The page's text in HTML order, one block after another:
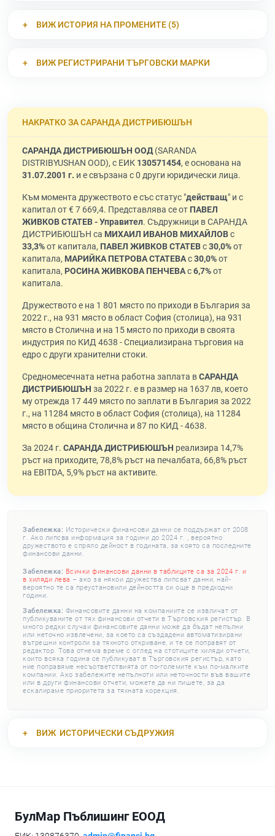
ВИЖ ИСТОРИЯ НА ПРОМЕНИТЕ (5)
ВИЖ РЕГИСТРИРАНИ ТЪРГОВСКИ МАРКИ
НАКРАТКО ЗА САРАНДА ДИСТРИБЮШЪН
САРАНДА ДИСТРИБЮШЪН ООД(SARANDA
DISTRIBYUSHAN OOD), с ЕИК 130571454, е основана на
31.07.2001 г. и е свързана с 0 други юридически лица.
Към момента дружеството е със статус "действащ" и с
капитал от € 7 669,4. Представлява се от ПАВЕЛ
ЖИВКОВ СТАТЕВ - Управител. Съдружници в САРАНДА
ДИСТРИБЮШЪН са МИХАИЛ ИВАНОВ МИХАЙЛОВс
33,3%от капитала, ПАВЕЛ ЖИВКОВ СТАТЕВс30,0%от
капитала, МАРИЙКА ПЕТРОВА СТАТЕВАс30,0%от
капитала, РОСИНА ЖИВКОВА ПЕНЧЕВАс6,7%от
капитала.
Дружеството е на 1 801 място по приходи в България за
2022 г., на 931 място в област София (столица), на 931
място в Столична и на 15 място по приходи в своята
индустрия по КИД 4638 - Специализирана търговия на
едро с други хранителни стоки.
Средномесечната нетна работна заплата вСАРАНДА
ДИСТРИБЮШЪН за 2022 г. е в размер на 1637 лв, което
му отрежда 17 449 място по заплати в България за 2022
г., на 11284 място в област София (столица), на 11284
място в община Столична и 87 по КИД - 4638.
За 2024 г. САРАНДА ДИСТРИБЮШЪН реализира 14,7%
ръст на приходите, 78,8% ръст на печалбата, 66,8% ръст
на EBITDA, 5,9% ръст на активите.
Забележка: Исторически финансови данни се поддържат от 2008
г. Ако липсва информация за години до 2024 г. , вероятно
дружеството е спряло дейност в годината, за която са последните
финансови данни.
Забележка: Всички финансови данни в таблиците са за 2024 г. и
в хиляди лева – ако за някои дружества липсват данни, най-
вероятно те са преустановили дейността си още в предходни
години.
Забележка: Финансовите данни на компаниите се извличат от
публикуваните от тях финансови отчети в Търговския регистър. В
много редки случаи финансовите данни може да бъдат непълни
или неточно извлечени, за което са създадени автоматизирани
вътрешни контроли за тяхното откриване, и те се поправят от
редактор. Това отнема време с оглед на стотиците хиляди отчети,
които всяка година се публикуват в Търговския регистър, като
ние поправяме несъответствията от по-големите към по-малките
компании. Ако забележите непълноти или неточности във вашите
или в други финансови отчети, можете да ни пишете, за да
ескалираме приоритета за тяхната корекция.
ВИЖ ИСТОРИЧЕСКИ СЪДРУЖИЯ
БулМар Пъблишинг ЕООД